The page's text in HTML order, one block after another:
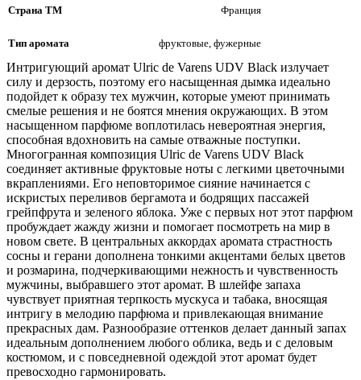
Страна ТМ Франция
Тип аромата фруктовые, фужерные
Интригующий аромат Ulric de Varens UDV Black излучает
силу и дерзость, поэтому его насыщенная дымка идеально
подойдет к образу тех мужчин, которые умеют принимать
смелые решения и не боятся мнения окружающих. В этом
насыщенном парфюме воплотилась невероятная энергия,
способная вдохновить на самые отважные поступки.
Многогранная композиция Ulric de Varens UDV Black
соединяет активные фруктовые ноты с легкими цветочными
вкраплениями. Его неповторимое сияние начинается с
искристых переливов бергамота и бодрящих пассажей
грейпфрута и зеленого яблока. Уже с первых нот этот парфюм
пробуждает жажду жизни и помогает посмотреть на мир в
новом свете. В центральных аккордах аромата страстность
сосны и герани дополнена тонкими акцентами белых цветов
и розмарина, подчеркивающими нежность и чувственность
мужчины, выбравшего этот аромат. В шлейфе запаха
чувствует приятная терпкость мускуса и табака, вносящая
интригу в мелодию парфюма и привлекающая внимание
прекрасных дам. Разнообразие оттенков делает данный запах
идеальным дополнением любого облика, ведь и с деловым
костюмом, и с повседневной одеждой этот аромат будет
превосходно гармонировать.